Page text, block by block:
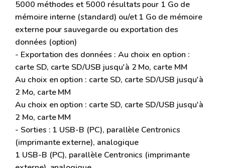
5000 méthodes et 5000 résultats pour 1 Go de
mémoire interne (standard) ou/et 1 Go de mémoire
externe pour sauvegarde ou exportation des
données (option)
- Exportation des données : Au choix en option :
carte SD, carte SD/USB jusqu'à 2 Mo, carte MM
Au choix en option : carte SD, carte SD/USB jusqu'à
2 Mo, carte MM
Au choix en option : carte SD, carte SD/USB jusqu'à
2 Mo, carte MM
- Sorties : 1 USB-B (PC), parallèle Centronics
(imprimante externe), analogique
1 USB-B (PC), parallèle Centronics (imprimante